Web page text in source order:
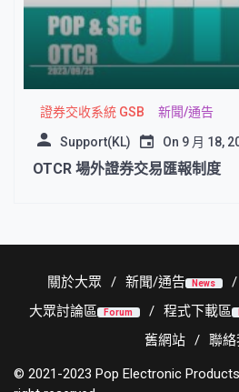
證券交收系統 GSB 新聞/通告
Support(KL) On 9 月 18,
OTCR 場外證券交易匯報制度
關於大眾 新聞/通告 News
大眾討論區 Forum 程式下載區
舊網站
聯絡
© 2021-2023 Pop Electronic